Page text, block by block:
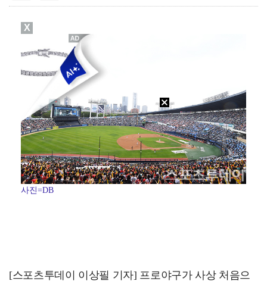
축구협회 성접대 파문에 더불어민주당 "타락한 뒷거래로 …
'전참시' 리센느 메이 "희망 보이지 않아 팀 탈퇴 고…
[ST포토] 정지효, 퍼터 확인
사진=DB
[스포츠투데이 이상필 기자] 프로야구가 사상 처음으
X